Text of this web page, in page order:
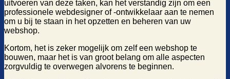
uitvoeren van deze taken, kan het verstandig zijn om een
professionele webdesigner of -ontwikkelaar aan te nemen
om u bij te staan in het opzetten en beheren van uw
webshop.
Kortom, het is zeker mogelijk om zelf een webshop te
bouwen, maar het is van groot belang om alle aspecten
zorgvuldig te overwegen alvorens te beginnen.